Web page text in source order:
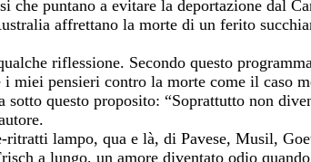
che puntano a evitare la deportazione dal
affrettano la morte di un ferito
riflessione. Secondo questo
miei pensieri contro la morte come il caso
questo proposito: “Soprattutto non
lampo, qua e là, di Pavese, Musil,
a lungo, un amore diventato odio